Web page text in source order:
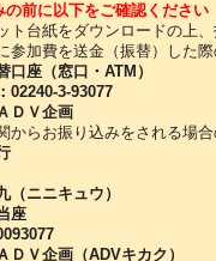
の前に以下をご確認ください
ト台紙をダウンロードの上
参加費を送金（振替）した
口座（窓口・ATM）
02240-3-93077
ＤＶ企画
からお振り込みをされる場
（ニニキュウ）
座
ＤＶ企画（ADVキカク）